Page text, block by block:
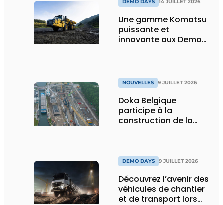
DEMO DAYS 14 JUILLET 2026
Une gamme Komatsu
puissante et
innovante aux Demo
NOUVELLES 9 JUILLET 2026
Doka Belgique
participe à la
construction de la
DEMO DAYS 9 JUILLET 2026
Découvrez l’avenir des
véhicules de chantier
et de transport lors